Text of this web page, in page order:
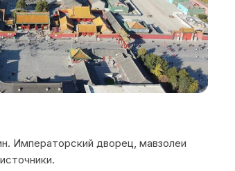
Императорский дворец, мавзолеи